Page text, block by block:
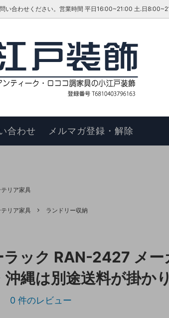
い合わせください。営業時間 平日16:00~21:00 土.日
リビング・ダイニングセット
スツール
ベンチ
ライト・照明
業 ジェニファーテイラー
ヴィヴィアン ホームスタイル
お知らせ
更新履歴
お買い物の手順
合わせ メルマガ登録・解除
リア家具
リア家具 ランドリー収納
ラック RAN-2427 メー
沖縄は別途送料が掛か
0 件のレビュー